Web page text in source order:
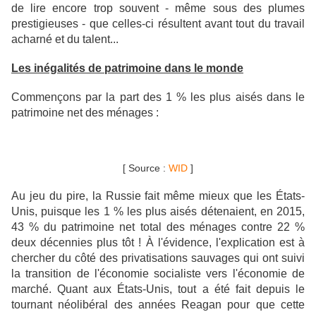
de lire encore trop souvent - même sous des plumes
prestigieuses - que celles-ci résultent avant tout du travail
acharné et du talent...
Les inégalités de patrimoine dans le monde
Commençons par la part des 1 % les plus aisés dans le
patrimoine net des ménages :
[ Source : WID ]
Au jeu du pire, la Russie fait même mieux que les États-
Unis, puisque les 1 % les plus aisés détenaient, en 2015,
43 % du patrimoine net total des ménages contre 22 %
deux décennies plus tôt ! À l'évidence, l'explication est à
chercher du côté des privatisations sauvages qui ont suivi
la transition de l'économie socialiste vers l'économie de
marché. Quant aux États-Unis, tout a été fait depuis le
tournant néolibéral des années Reagan pour que cette